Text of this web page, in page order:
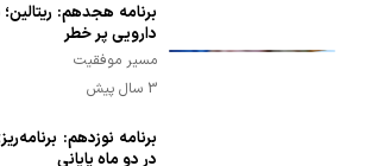
برنامه هجدهم: ریتالین؛
دارویی پر خطر
مسیر موفقیت
3 سال پیش
برنامه نوزدهم:
در دو ماه پایانی